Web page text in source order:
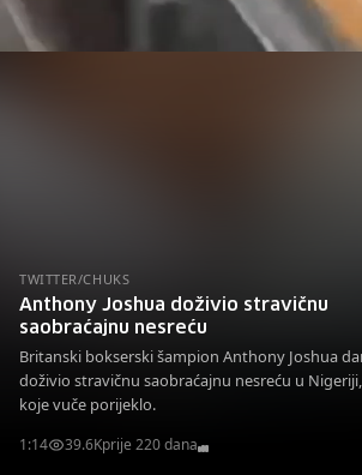
TWITTER/CHUKS
Anthony Joshua doživio stravičnu
saobraćajnu nesreću
Britanski bokserski šampion Anthony Joshua
doživio stravičnu saobraćajnu nesreću u
koje vuče porijeklo.
1:14 39.6Kprije 220 dana